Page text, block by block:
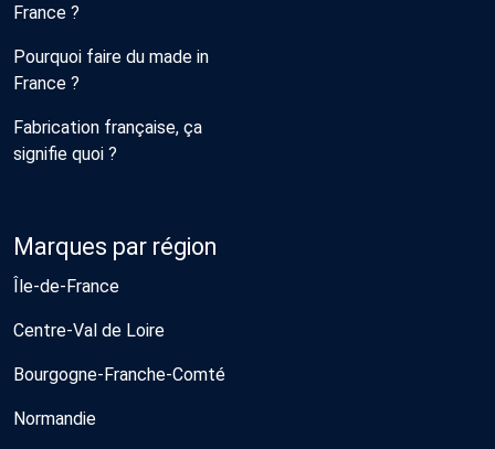
France ?
Pourquoi faire du made in
France ?
Fabrication française, ça
signifie quoi ?
Marques par région
Île-de-France
Centre-Val de Loire
Bourgogne-Franche-Comté
Normandie